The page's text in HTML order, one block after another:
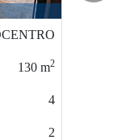
130 m2
4
2